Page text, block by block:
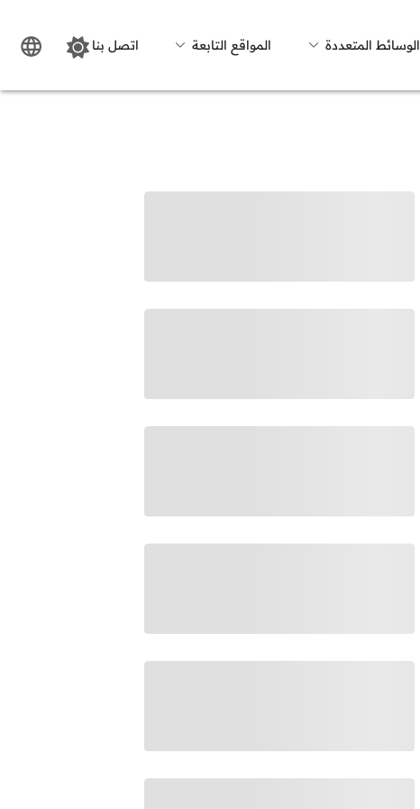
الوسائط المتعددة المواقع التابعة اتصل بنا